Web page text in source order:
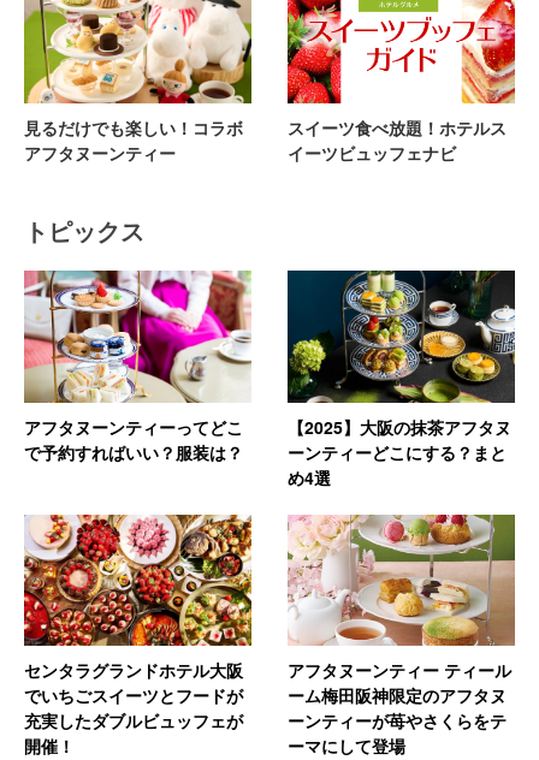
見るだけでも楽しい！コラボ
アフタヌーンティー
スイーツ食べ放題！ホテルス
イーツビュッフェナビ
トピックス
アフタヌーンティーってどこ
で予約すればいい？服装は？
【2025】大阪の抹茶アフタヌ
ーンティーどこにする？まと
め4選
センタラグランドホテル大阪
でいちごスイーツとフードが
充実したダブルビュッフェが
開催！
アフタヌーンティー ティール
ーム梅田阪神限定のアフタヌ
ーンティーが苺やさくらをテ
ーマにして登場